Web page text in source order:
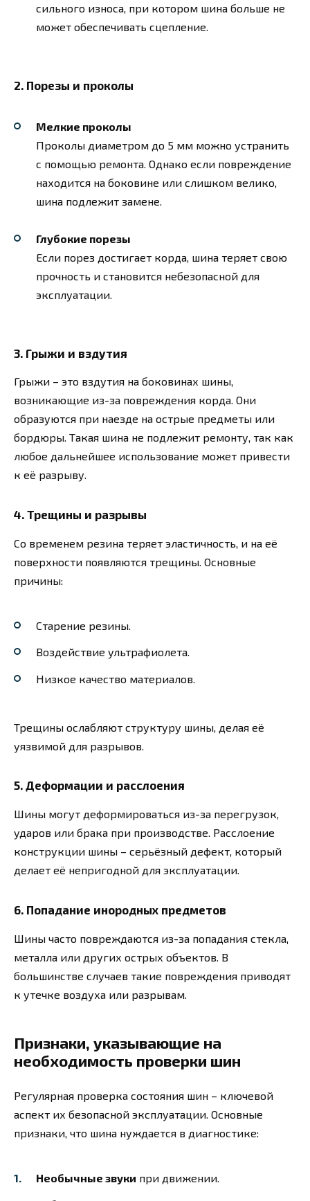
сильного износа, при котором шина больше не
может обеспечивать сцепление.
2. Порезы и проколы
Мелкие проколы
Проколы диаметром до 5 мм можно устранить
с помощью ремонта. Однако если повреждение
находится на боковине или слишком велико,
шина подлежит замене.
Глубокие порезы
Если порез достигает корда, шина теряет свою
прочность и становится небезопасной для
эксплуатации.
3. Грыжи и вздутия
Грыжи – это вздутия на боковинах шины,
возникающие из-за повреждения корда. Они
образуются при наезде на острые предметы или
бордюры. Такая шина не подлежит ремонту, так как
любое дальнейшее использование может привести
к её разрыву.
4. Трещины и разрывы
Со временем резина теряет эластичность, и на её
поверхности появляются трещины. Основные
причины:
Старение резины.
Воздействие ультрафиолета.
Низкое качество материалов.
Трещины ослабляют структуру шины, делая её
уязвимой для разрывов.
5. Деформации и расслоения
Шины могут деформироваться из-за перегрузок,
ударов или брака при производстве. Расслоение
конструкции шины – серьёзный дефект, который
делает её непригодной для эксплуатации.
6. Попадание инородных предметов
Шины часто повреждаются из-за попадания стекла,
металла или других острых объектов. В
большинстве случаев такие повреждения приводят
к утечке воздуха или разрывам.
Признаки, указывающие на
необходимость проверки шин
Регулярная проверка состояния шин – ключевой
аспект их безопасной эксплуатации. Основные
признаки, что шина нуждается в диагностике:
Необычные звуки при движении.